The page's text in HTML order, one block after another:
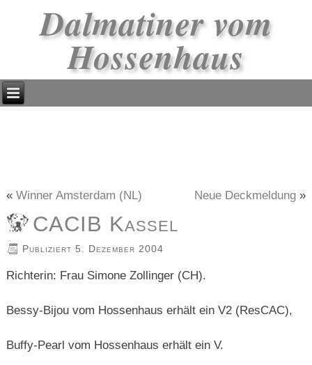
Dalmatiner vom
Hossenhaus
«Winner Amsterdam (NL) Neue Deckmeldung»
CACIB Kassel
Publiziert 5. Dezember 2004
Richterin: Frau Simone Zollinger (CH).
Bessy-Bijou vom Hossenhaus erhält ein V2 (ResCAC),
Buffy-Pearl vom Hossenhaus erhält ein V.